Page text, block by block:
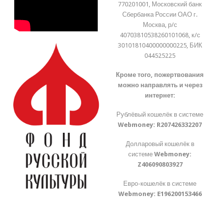
770201001, Московский банк
Сбербанка России ОАО г.
Москва, р/с
40703810538260101068, к/с
30101810400000000225, БИК
044525225
Кроме того, пожертвования
можно направлять и через
интернет:
Рублёвый кошелёк в системе
Webmoney: R207426332207
Долларовый кошелёк в
системеWebmoney:
Z406090803927
Евро-кошелёк в системе
Webmoney: E196200153466